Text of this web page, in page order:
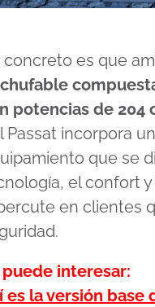
concreto es que
potencias de 204
Passat incorpora
que se
el confort
en clientes
puede interesar:
es la versión base